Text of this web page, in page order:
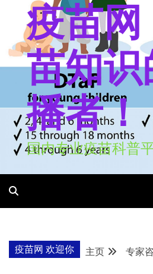
疫苗网
苗知识
播者！
国内专业疫苗科普
疫苗网 欢迎你 主页 专家